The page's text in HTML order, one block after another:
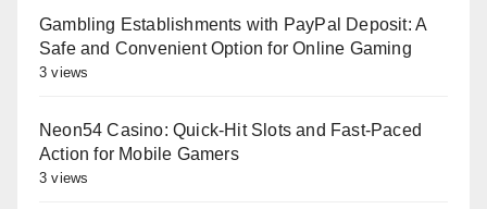
Gambling Establishments with PayPal Deposit: A
Safe and Convenient Option for Online Gaming
3 views
Neon54 Casino: Quick‑Hit Slots and Fast‑Paced
Action for Mobile Gamers
3 views